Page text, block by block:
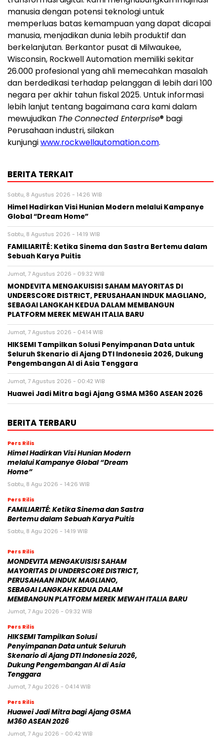
manusia dengan potensi teknologi untuk
memperluas batas kemampuan yang dapat dicapai
manusia, menjadikan dunia lebih produktif dan
berkelanjutan. Berkantor pusat di Milwaukee,
Wisconsin, Rockwell Automation memiliki sekitar
26.000 profesional yang ahli memecahkan masalah
dan berdedikasi terhadap pelanggan di lebih dari 100
negara per akhir tahun fiskal 2025. Untuk informasi
lebih lanjut tentang bagaimana cara kami dalam
mewujudkan TheConnected Enterprise® bagi
Perusahaan industri, silakan
kunjungiwww.rockwellautomation.com.
BERITA TERKAIT
Sabtu, 8 Agustus 2026 - 14:26 WIB
Himel Hadirkan Visi Hunian Modern melalui Kampanye
Global “Dream Home”
Sabtu, 8 Agustus 2026 - 14:19 WIB
FAMILIARITÉ: Ketika Sinema dan Sastra Bertemu dalam
Sebuah Karya Puitis
Jumat, 7 Agustus 2026 - 09:32 WIB
MONDEVITA MENGAKUISISI SAHAM MAYORITAS DI
UNDERSCORE DISTRICT, PERUSAHAAN INDUK MAGLIANO,
SEBAGAI LANGKAH KEDUA DALAM MEMBANGUN
PLATFORM MEREK MEWAH ITALIA BARU
Jumat, 7 Agustus 2026 - 04:14 WIB
HIKSEMI Tampilkan Solusi Penyimpanan Data untuk
Seluruh Skenario di Ajang DTI Indonesia 2026, Dukung
Pengembangan AI di Asia Tenggara
Jumat, 7 Agustus 2026 - 00:42 WIB
Huawei Jadi Mitra bagi Ajang GSMA M360 ASEAN 2026
BERITA TERBARU
Pers Rilis
Himel Hadirkan Visi Hunian Modern
melalui Kampanye Global “Dream
Home”
Sabtu, 8 Agu 2026 - 14:26 WIB
Pers Rilis
FAMILIARITÉ: Ketika Sinema dan Sastra
Bertemu dalam Sebuah Karya Puitis
Sabtu, 8 Agu 2026 - 14:19 WIB
Pers Rilis
MONDEVITA MENGAKUISISI SAHAM
MAYORITAS DI UNDERSCORE DISTRICT,
PERUSAHAAN INDUK MAGLIANO,
SEBAGAI LANGKAH KEDUA DALAM
MEMBANGUN PLATFORM MEREK MEWAH ITALIA BARU
Jumat, 7 Agu 2026 - 09:32 WIB
Pers Rilis
HIKSEMI Tampilkan Solusi
Penyimpanan Data untuk Seluruh
Skenario di Ajang DTI Indonesia 2026,
Dukung Pengembangan AI di Asia
Tenggara
Jumat, 7 Agu 2026 - 04:14 WIB
Pers Rilis
Huawei Jadi Mitra bagi Ajang GSMA
M360 ASEAN 2026
Jumat, 7 Agu 2026 - 00:42 WIB